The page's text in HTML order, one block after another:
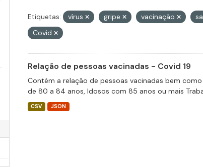
Etiquetas: vírus gripe vacinação
Covid
Relação de pessoas vacinadas - Covid 19
Contém a relação de pessoas vacinadas bem
de 80 a 84 anos, Idosos com 85 anos ou mais
CSV JSON